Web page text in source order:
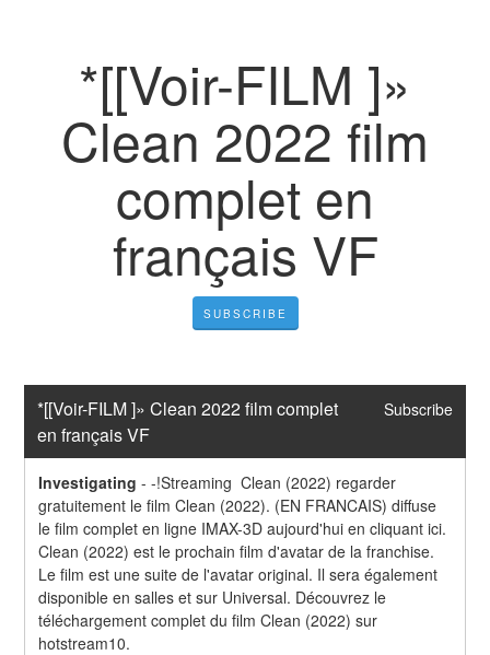
*[[Voir-FILM ]»
Clean 2022 film
complet en
français VF
SUBSCRIBE
*[[Voir-FILM ]» Clean 2022 film complet
en français VF
Subscribe
Investigating --!Streaming  Clean (2022) regarder
gratuitement le film Clean (2022). (EN FRANCAIS) diffuse
le film complet en ligne IMAX-3D aujourd'hui en cliquant ici.
Clean (2022) est le prochain film d'avatar de la franchise.
Le film est une suite de l'avatar original. Il sera également
disponible en salles et sur Universal. Découvrez le
téléchargement complet du film Clean (2022) sur
hotstream10.